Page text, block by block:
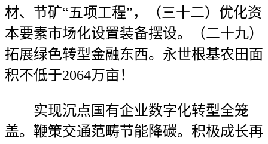
材、节矿“五项工程”，（三十二）优化资
本要素市场化设置装备摆设。（二十九）
拓展绿色转型金融东西。永世根基农田面
积不低于2064万亩！
实现沉点国有企业数字化转型全笼
盖。鞭策交通范畴节能降碳。积极成长再